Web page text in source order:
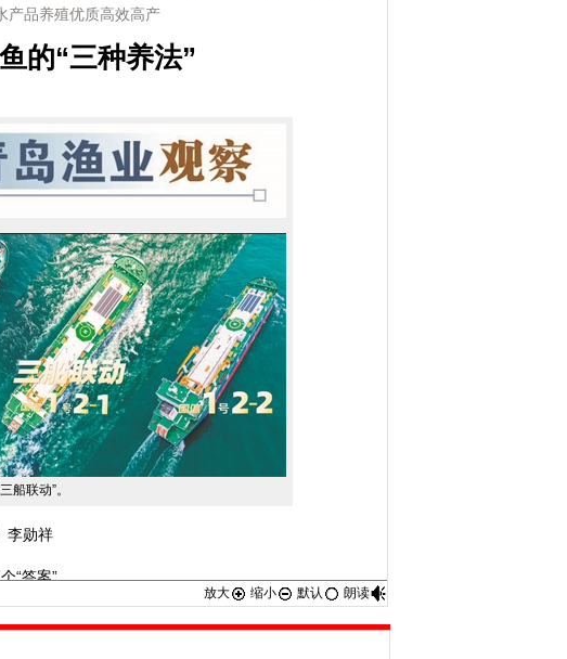
产品养殖优质高效高产
的“三种养法”
联动”。
勋祥
“答案”。
放大 缩小 默认 朗读